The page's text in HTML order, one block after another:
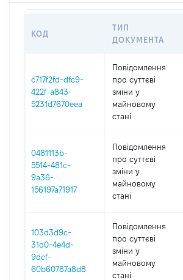
КОД
ТИП
ДОКУМЕНТА
c717f2fd-dfc9-
422f-a843-
5231d7670eea
Повідомлення
про суттєві
зміни y
майновому
стані
0481113b-
5514-481c-
9a36-
156197a71917
Повідомлення
про суттєві
зміни y
майновому
стані
103d3d9c-
31d0-4e4d-
9dcf-
60b60787a8d8
Повідомлення
про суттєві
зміни y
майновому
стані